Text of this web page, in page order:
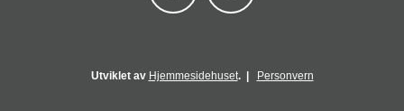
Utviklet av Hjemmesidehuset. | Personvern